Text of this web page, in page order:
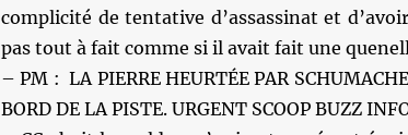
complicité de tentative d’assassinat et
pas tout à fait comme si il avait fait une
– PM : LA PIERRE HEURTÉE PAR
BORD DE LA PISTE. URGENT SCOOP BUZZ